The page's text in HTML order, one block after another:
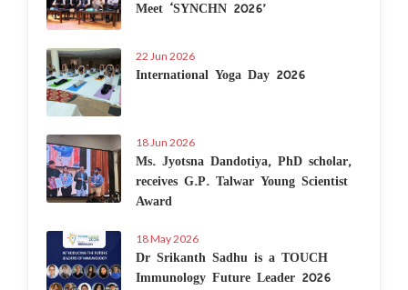
Meet ‘SYNCHN 2026’
22 Jun 2026
International Yoga Day 2026
18 Jun 2026
Ms. Jyotsna Dandotiya, PhD scholar,
receives G.P. Talwar Young Scientist
Award
18 May 2026
Dr Srikanth Sadhu is a TOUCH
Immunology Future Leader 2026